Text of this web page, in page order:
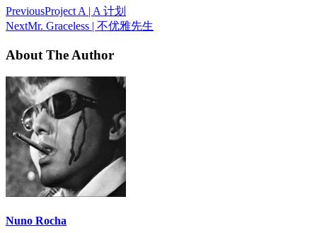
PreviousProject A | A 计划
NextMr. Graceless | 不优雅先生
About The Author
Nuno Rocha